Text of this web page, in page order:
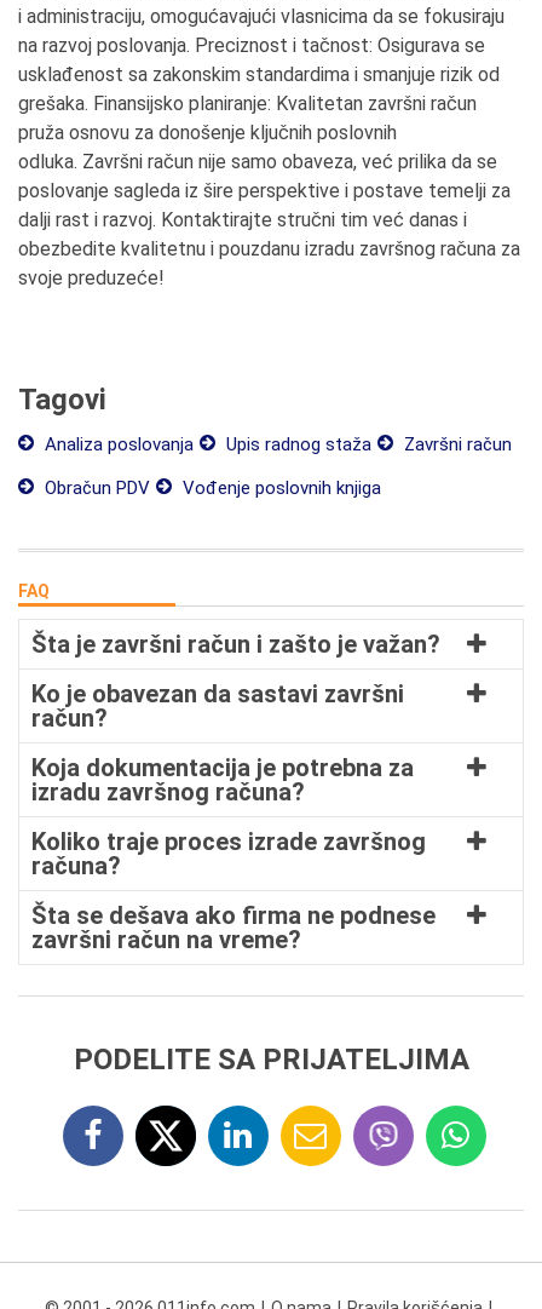
i administraciju, omogućavajući vlasnicima da se fokusiraju
na razvoj poslovanja. Preciznost i tačnost: Osigurava se
usklađenost sa zakonskim standardima i smanjuje rizik od
grešaka. Finansijsko planiranje: Kvalitetan završni račun
pruža osnovu za donošenje ključnih poslovnih
odluka. Završni račun nije samo obaveza, već prilika da se
poslovanje sagleda iz šire perspektive i postave temelji za
dalji rast i razvoj. Kontaktirajte stručni tim već danas i
obezbedite kvalitetnu i pouzdanu izradu završnog računa za
svoje preduzeće!
Tagovi
Analiza poslovanja Upis radnog staža
Završni račun
Obračun PDV
Vođenje poslovnih knjiga
FAQ
Šta je završni račun i zašto je važan?
Ko je obavezan da sastavi završni
račun?
Koja dokumentacija je potrebna za
izradu završnog računa?
Koliko traje proces izrade završnog
računa?
Šta se dešava ako firma ne podnese
završni račun na vreme?
PODELITE SA PRIJATELJIMA